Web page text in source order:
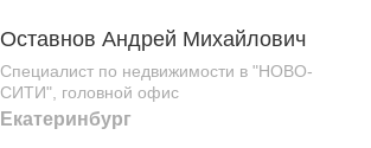
Оставнов Андрей Михайлович
Специалист по недвижимости в "НОВО-
СИТИ", головной офис
Екатеринбург